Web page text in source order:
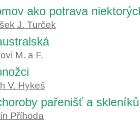
ako potrava
J. Turček
M. a F.
V. Hykeš
pařenišť a skleníků
Příhoda